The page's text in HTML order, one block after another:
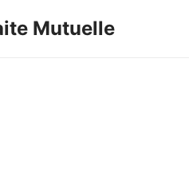
Mutuelle